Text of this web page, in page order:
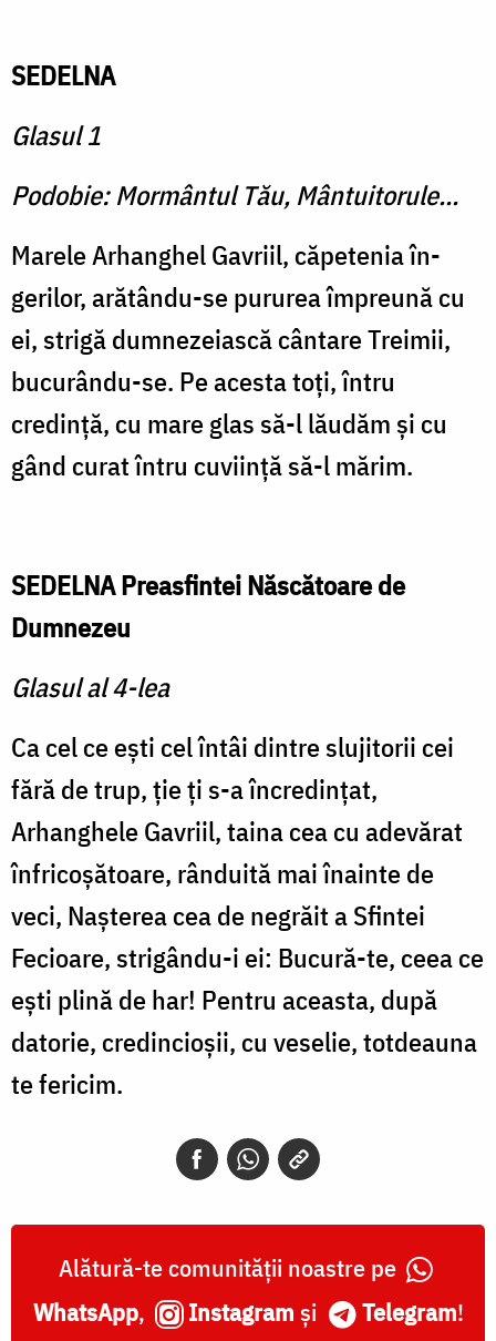
SEDELNA
Glasul 1
Podobie: Mormântul Tău, Mântuitorule...
Marele Arhanghel Gavriil, căpetenia în­
gerilor, arătându-se pururea împreună cu
ei, strigă dumnezeiască cântare Treimii,
bucurându-se. Pe acesta toţi, în­tru
credinţă, cu mare glas să-l lăudăm şi cu
gând curat întru cuviinţă să-l mărim.
SEDELNA Preasfintei Născătoare de
Dumnezeu
Glasul al 4-lea
Ca cel ce eşti cel întâi dintre slujitorii cei
fără de trup, ţie ţi s-a încredinţat,
Arhanghele Gavriil, taina cea cu adevărat
înfricoşătoare, rânduită mai înainte de
veci, Naşterea cea de negrăit a Sfintei
Fecioare, strigându-i ei: Bucură-te, ceea ce
eşti plină de har! Pentru aceasta, după
datorie, credincioşii, cu veselie, totdeau­na
te fericim.
Alătură-te comunității noastre pe
WhatsApp, Instagram și Telegram!